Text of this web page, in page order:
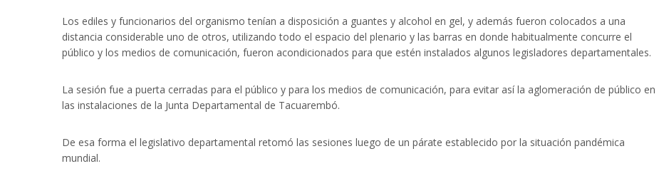
Los ediles y funcionarios del organismo tenían a disposición a guantes y alcohol en gel, y además fueron colocados a una
distancia considerable uno de otros, utilizando todo el espacio del plenario y las barras en donde habitualmente concurre el
público y los medios de comunicación, fueron acondicionados para que estén instalados algunos legisladores departamentales.
La sesión fue a puerta cerradas para el público y para los medios de comunicación, para evitar así la aglomeración de público en
las instalaciones de la Junta Departamental de Tacuarembó.
De esa forma el legislativo departamental retomó las sesiones luego de un párate establecido por la situación pandémica
mundial.